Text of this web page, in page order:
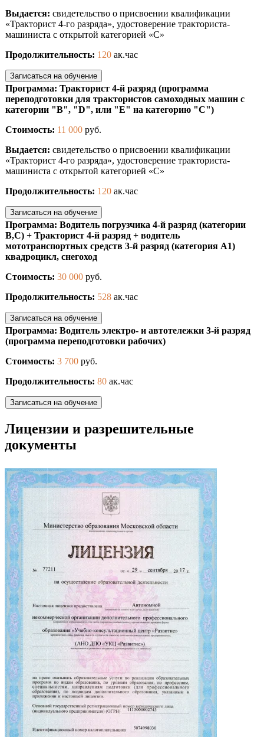
Выдается: свидетельство о присвоении квалификации
«Тракторист 4-го разряда», удостоверение тракториста-
машиниста с открытой категорией «С»
Продолжительность: 120 ак.час
Записаться на обучение
Программа: Тракторист 4-й разряд (программа
переподготовки для трактористов самоходных машин с
категории "В", "D", или "Е" на категорию "С")
Стоимость: 11 000 руб.
Выдается: свидетельство о присвоении квалификации
«Тракторист 4-го разряда», удостоверение тракториста-
машиниста с открытой категорией «С»
Продолжительность: 120 ак.час
Записаться на обучение
Программа: Водитель погрузчика 4-й разряд (категории
В,С) + Тракторист 4-й разряд + водитель
мототранспортных средств 3-й разряд (категория А1)
квадроцикл, снегоход
Стоимость: 30 000 руб.
Продолжительность: 528 ак.час
Записаться на обучение
Программа: Водитель электро- и автотележки 3-й разряд
(программа переподготовки рабочих)
Стоимость: 3 700 руб.
Продолжительность: 80 ак.час
Записаться на обучение
Лицензии и разрешительные
документы